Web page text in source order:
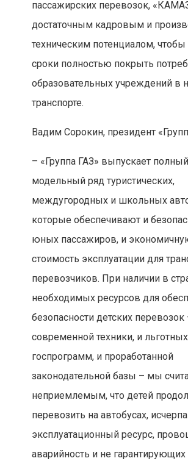
пассажирских перевозок,
достаточным кадровым и
техническим потенциалом, чтобы
сроки полностью покрыть
образовательных учреждений в
транспорте.
Вадим Сорокин, президент
– «Группа ГАЗ» выпускает полный
модельный ряд туристических,
междугородных и школьных
которые обеспечивают и
юных пассажиров, и
стоимость эксплуатации для
перевозчиков. При наличии в
необходимых ресурсов для
безопасности детских перевозок
современной техники, и льготных
госпрограмм, и проработанной
законодательной базы – мы
неприемлемым, что детей
перевозить на автобусах,
эксплуатационный ресурс,
аварийность и не гарантирующих